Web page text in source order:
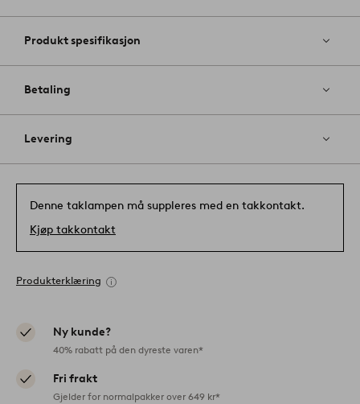
Produkt spesifikasjon
Betaling
Levering
Denne taklampen må suppleres med en takkontakt.
Kjøp takkontakt
Produkterklæring
Ny kunde?
40% rabatt på den dyreste varen*
Fri frakt
Gjelder for normalpakker over 649 kr*